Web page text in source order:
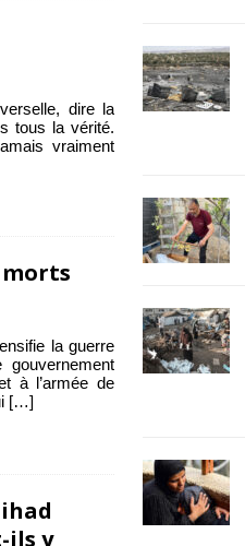
dire la
tous la vérité.
vraiment
la guerre
à l’armée de
[…]
ils y